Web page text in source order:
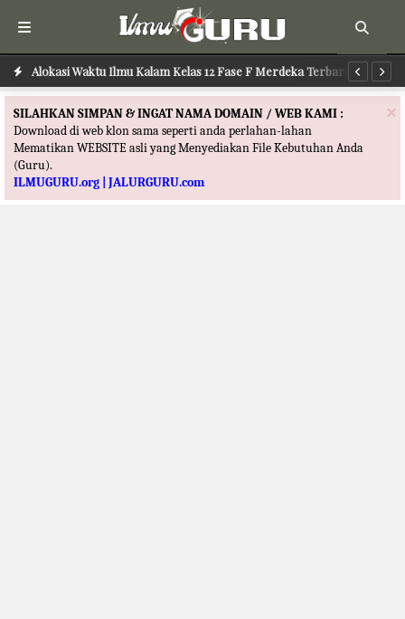
Alokasi Waktu Ilmu Kalam Kelas 12 Fase F Merdeka Terbaru
×
SILAHKAN SIMPAN & INGAT NAMA DOMAIN / WEB KAMI :
Download di web klon sama seperti anda perlahan-lahan
Mematikan WEBSITE asli yang Menyediakan File Kebutuhan Anda
(Guru).
ILMUGURU.org | JALURGURU.com